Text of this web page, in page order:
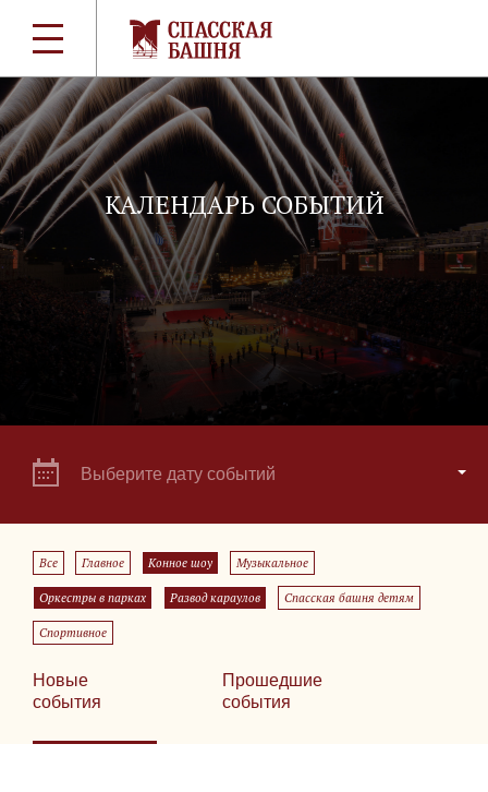
КАЛЕНДАРЬ СОБЫТИЙ
Выберите дату событий
Все Главное Конное шоу Музыкальное
Оркестры в парках Развод караулов Спасская башня детям
Спортивное
Новые
события
Прошедшие
события